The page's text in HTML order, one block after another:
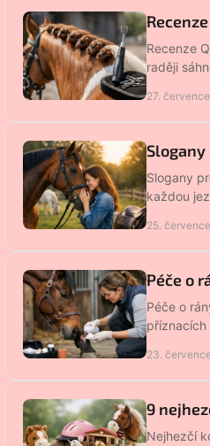
Recenze
raději
27.
Slogany
každou
25.
Péče o
Péče o
23.
9
Nejhezčí